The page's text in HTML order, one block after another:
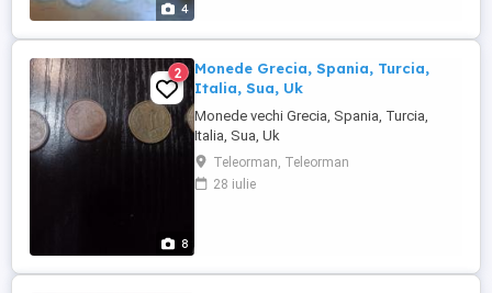
4
8
2
Monede Grecia, Spania, Turcia,
Italia, Sua, Uk
Monede vechi Grecia, Spania, Turcia,
Italia, Sua, Uk
Teleorman, Teleorman
28 iulie